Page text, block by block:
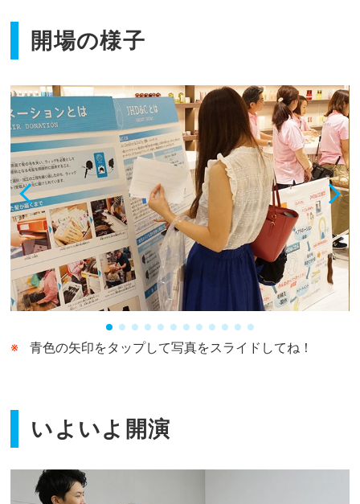
開場の様子
青色の矢印をタップして写真をスライドしてね！
いよいよ開演